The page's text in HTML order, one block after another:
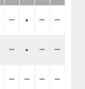
ー ● ー ー
ー ● ー ー
ー ー ー ー